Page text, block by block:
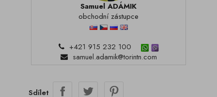
Samuel ADÁMIK
obchodní zástupce
+421 915 232 100
samuel.adamik@torintn.com
Sdílet